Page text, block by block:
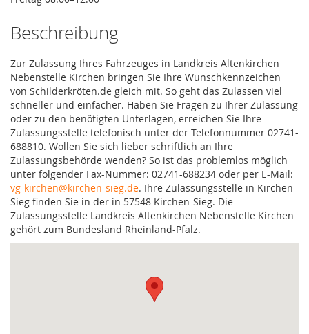
Beschreibung
Zur Zulassung Ihres Fahrzeuges in Landkreis Altenkirchen
Nebenstelle Kirchen bringen Sie Ihre Wunschkennzeichen
von Schilderkröten.de gleich mit. So geht das Zulassen viel
schneller und einfacher. Haben Sie Fragen zu Ihrer Zulassung
oder zu den benötigten Unterlagen, erreichen Sie Ihre
Zulassungsstelle telefonisch unter der Telefonnummer 02741-
688810. Wollen Sie sich lieber schriftlich an Ihre
Zulassungsbehörde wenden? So ist das problemlos möglich
unter folgender Fax-Nummer: 02741-688234 oder per E-Mail:
vg-kirchen@kirchen-sieg.de. Ihre Zulassungsstelle in Kirchen-
Sieg finden Sie in der in 57548 Kirchen-Sieg. Die
Zulassungsstelle Landkreis Altenkirchen Nebenstelle Kirchen
gehört zum Bundesland Rheinland-Pfalz.